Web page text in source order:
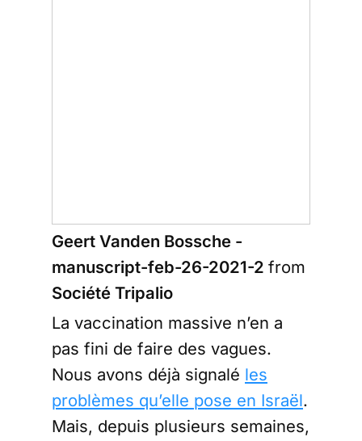
Geert Vanden Bossche -
manuscript-feb-26-2021-2 from
Société Tripalio
La vaccination massive n’en a
pas fini de faire des vagues.
Nous avons déjà signalé les
problèmes qu’elle pose en Israël.
Mais, depuis plusieurs semaines,